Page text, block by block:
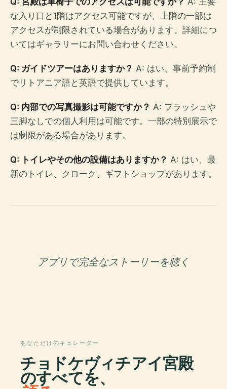
な入り口と1階はアクセス可能ですが、上階の一部は
アクセスが制限されている場合があります。詳細につ
いてはギャラリーにお問い合わせください。
Q: ガイドツアーはありますか？ A: はい、事前予約制
でリトアニア語と英語で提供しています。
Q: 内部での写真撮影は可能ですか？ A: フラッシュや
三脚なしでの個人利用は可能です。一部の特別展示で
は制限がある場合があります。
Q: トイレやその他の設備はありますか？ A: はい、最
新のトイレ、クローク、ギフトショップがあります。
アプリで完全なストーリーを聴く
あなただけのキュレーター
チョドケヴィチアイ宮殿
のすべてを、